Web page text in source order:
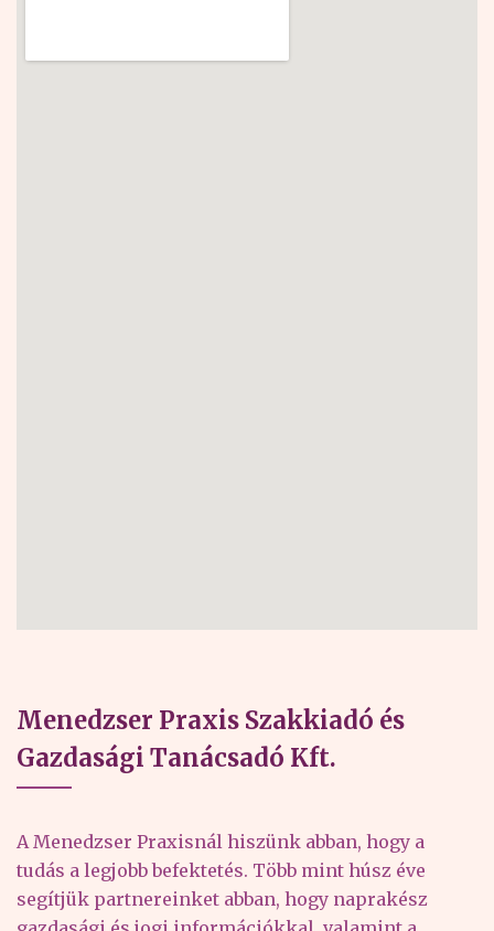
Menedzser Praxis Szakkiadó és
Gazdasági Tanácsadó Kft.
A Menedzser Praxisnál hiszünk abban, hogy a
tudás a legjobb befektetés. Több mint húsz éve
segítjük partnereinket abban, hogy naprakész